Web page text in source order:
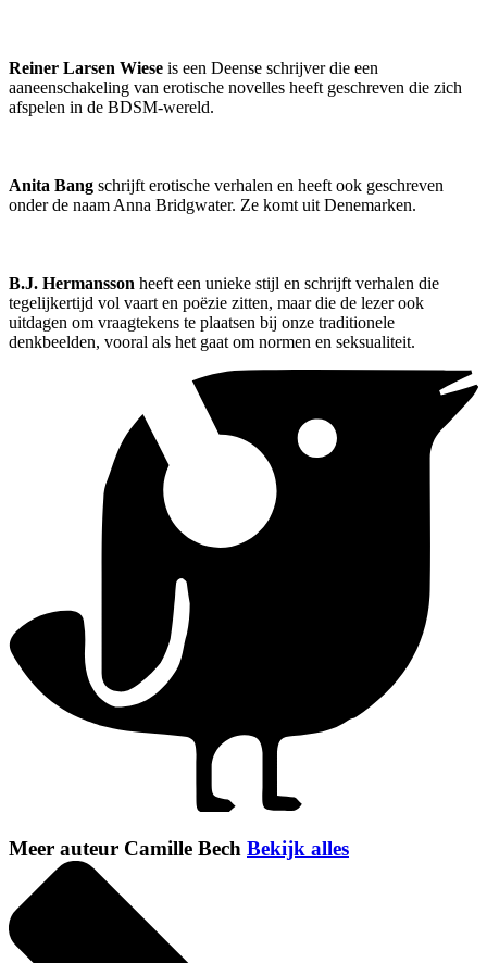
Reiner Larsen Wiese is een Deense schrijver die een
aaneenschakeling van erotische novelles heeft geschreven die zich
afspelen in de BDSM-wereld.
Anita Bang schrijft erotische verhalen en heeft ook geschreven
onder de naam Anna Bridgwater. Ze komt uit Denemarken.
B.J. Hermansson heeft een unieke stijl en schrijft verhalen die
tegelijkertijd vol vaart en poëzie zitten, maar die de lezer ook
uitdagen om vraagtekens te plaatsen bij onze traditionele
denkbeelden, vooral als het gaat om normen en seksualiteit.
Meer auteur Camille Bech Bekijk alles